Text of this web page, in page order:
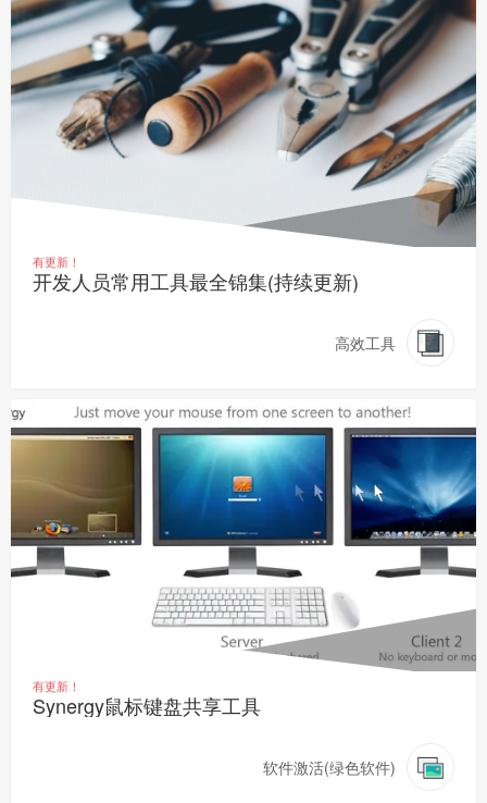
有更新！
开发人员常用工具最全锦集(持续更新)
高效工具
有更新！
Synergy鼠标键盘共享工具
软件激活(绿色软件)